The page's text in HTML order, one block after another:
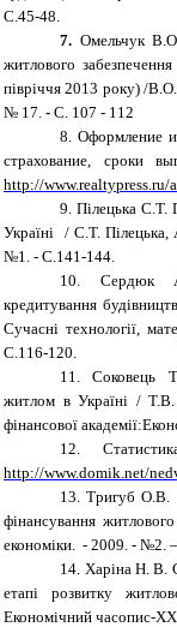
С.45-48.
7. Омельчук
житлового
півріччя 2013 року) /
№ 17. - С. 107 - 112
8. Оформление
страхование, сроки
http://
9. Пілецька С.Т.
Україні / С.Т. Пілецька,
№1. - С.141-144.
10.
Сердюк
кредитування
Сучасні технології,
С.116-120.
11.
Соковець
житлом в Україні / Т.В.
фінансової
12.
http://www.domik.net/
13.
Тригуб О.В.
фінансування
економіки. - 2009. - №2.
14. Харіна Н. В.
етапі розвитку
Економічний часопис-